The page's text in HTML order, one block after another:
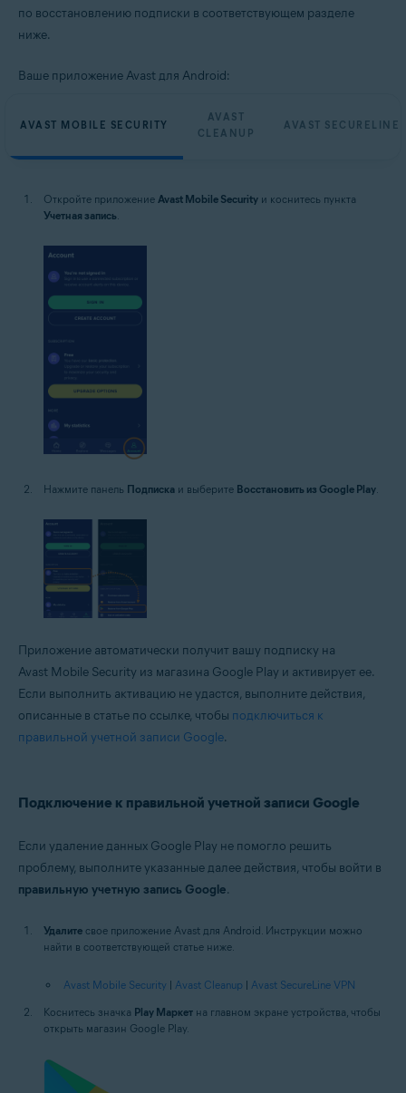
по восстановлению подписки в соответствующем разделе
ниже.
Ваше приложение Avast для Android:
AVAST MOBILE SECURITY
AVAST
CLEANUP
AVAST SECURELINE
Откройте приложение Avast Mobile Security и коснитесь пункта
Учетная запись
Нажмите панель Подписка и выберите Восстановить из Google Play.
Приложение автоматически получит вашу подписку на
Avast Mobile Security из магазина Google Play и активирует ее.
Если выполнить активацию не удастся, выполните действия,
описанные в статье по ссылке, чтобы подключиться к
правильной учетной записи Google.
Подключение к правильной учетной записи Google
Если удаление данных Google Play не помогло решить
проблему, выполните указанные далее действия, чтобы войти в
правильную учетную запись Google.
Удалите свое приложение Avast для Android. Инструкции можно
найти в соответствующей статье ниже.
Avast Mobile Security | Avast Cleanup | Avast SecureLine VPN
Коснитесь значка Play Маркет на главном экране устройства, чтобы
открыть магазин Google Play.